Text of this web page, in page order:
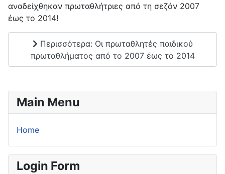
αναδείχθηκαν πρωταθλήτριες από τη σεζόν 2007
έως το 2014!
Περισσότερα: Οι πρωταθλητές παιδικού
πρωταθλήματος από το 2007 έως το 2014
Main Menu
Home
Login Form